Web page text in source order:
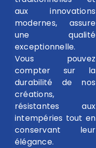
aux innovations
modernes, assure
une qualité
exceptionnelle.
Vous pouvez
compter sur la
durabilité de nos
créations,
résistantes aux
intempéries tout en
conservant leur
élégance.